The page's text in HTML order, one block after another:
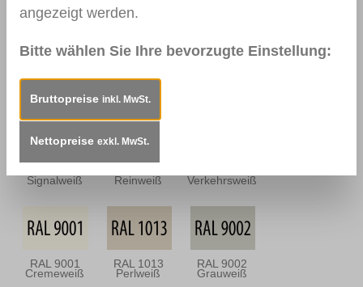
Dunkel
0112 0114
Dunkel
Signalweiß Reinweiß Verkehrsweiß
RAL 9001
Cremeweiß
RAL 1013
Perlweiß
RAL 9002
Grauweiß
angezeigt werden.
Bitte wählen Sie Ihre bevorzugte Einstellung:
Bruttopreise inkl. MwSt.
Nettopreise exkl. MwSt.